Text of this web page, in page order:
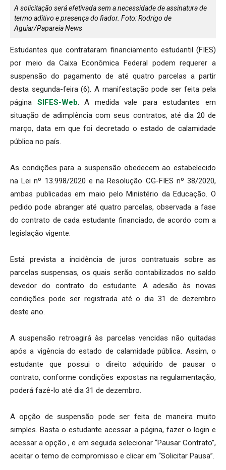
A solicitação será efetivada sem a necessidade de assinatura de
termo aditivo e presença do fiador. Foto: Rodrigo de
Aguiar/Papareia News
Estudantes que contrataram financiamento estudantil (FIES)
por meio da Caixa Econômica Federal podem requerer a
suspensão do pagamento de até quatro parcelas a partir
desta segunda-feira (6). A manifestação pode ser feita pela
página SIFES-Web. A medida vale para estudantes em
situação de adimplência com seus contratos, até dia 20 de
março, data em que foi decretado o estado de calamidade
pública no país.
As condições para a suspensão obedecem ao estabelecido
na Lei nº 13.998/2020 e na Resolução CG-FIES nº 38/2020,
ambas publicadas em maio pelo Ministério da Educação. O
pedido pode abranger até quatro parcelas, observada a fase
do contrato de cada estudante financiado, de acordo com a
legislação vigente.
Está prevista a incidência de juros contratuais sobre as
parcelas suspensas, os quais serão contabilizados no saldo
devedor do contrato do estudante. A adesão às novas
condições pode ser registrada até o dia 31 de dezembro
deste ano.
A suspensão retroagirá às parcelas vencidas não quitadas
após a vigência do estado de calamidade pública. Assim, o
estudante que possui o direito adquirido de pausar o
contrato, conforme condições expostas na regulamentação,
poderá fazê-lo até dia 31 de dezembro.
A opção de suspensão pode ser feita de maneira muito
simples. Basta o estudante acessar a página, fazer o login e
acessar a opção,e em seguida selecionar “Pausar Contrato”,
aceitar o temo de compromisso e clicar em “Solicitar Pausa”.